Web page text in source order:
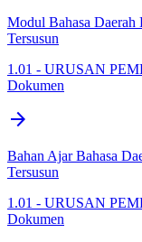
Modul Bahasa Daerah
Tersusun
1.01 - URUSAN
Dokumen
arrow_forward
Bahan Ajar Bahasa
Tersusun
1.01 - URUSAN
Dokumen